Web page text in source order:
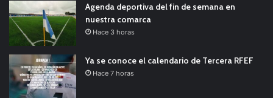
Agenda deportiva del fin de semana en
nuestra comarca
Hace 3 horas
Ya se conoce el calendario de Tercera RFEF
Hace 7 horas